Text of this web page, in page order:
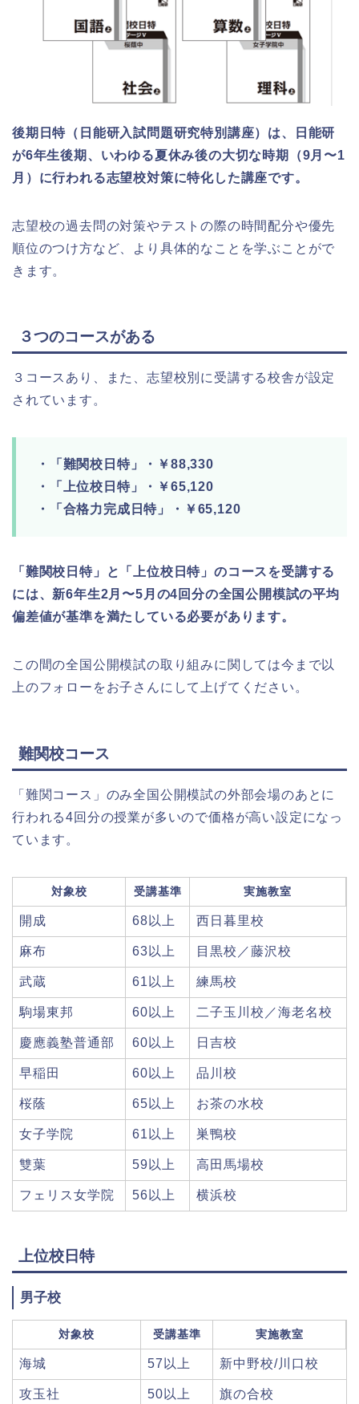
後期日特（日能研入試問題研究特別講座）は、日能研
が6年生後期、いわゆる夏休み後の大切な時期（9月〜1
月）に行われる志望校対策に特化した講座です。
志望校の過去問の対策やテストの際の時間配分や優先
順位のつけ方など、より具体的なことを学ぶことがで
きます。
３つのコースがある
３コースあり、また、志望校別に受講する校舎が設定
されています。
・「難関校日特」・￥88,330
・「上位校日特」・￥65,120
・「合格力完成日特」・￥65,120
「難関校日特」と「上位校日特」のコースを受講する
には、新6年生2月〜5月の4回分の全国公開模試の平均
偏差値が基準を満たしている必要があります。
この間の全国公開模試の取り組みに関しては今まで以
上のフォローをお子さんにして上げてください。
難関校コース
「難関コース」のみ全国公開模試の外部会場のあとに
行われる4回分の授業が多いので価格が高い設定になっ
ています。
対象校 受講基準 実施教室
開成 68以上 西日暮里校
麻布 63以上 目黒校／藤沢校
武蔵 61以上 練馬校
駒場東邦 60以上 二子玉川校／海老名校
慶應義塾普通部 60以上 日吉校
早稲田 60以上 品川校
桜蔭 65以上 お茶の水校
女子学院 61以上 巣鴨校
雙葉 59以上 高田馬場校
フェリス女学院 56以上 横浜校
上位校日特
男子校
対象校 受講基準 実施教室
海城 57以上 新中野校/川口校
攻玉社 50以上 旗の合校